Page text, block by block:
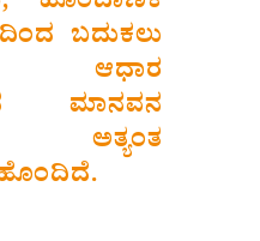
ಬದುಕಲು
ಆಧಾರ
ಮಾನವನ
ಅತ್ಯಂತ
ಹೊಂದಿದೆ.